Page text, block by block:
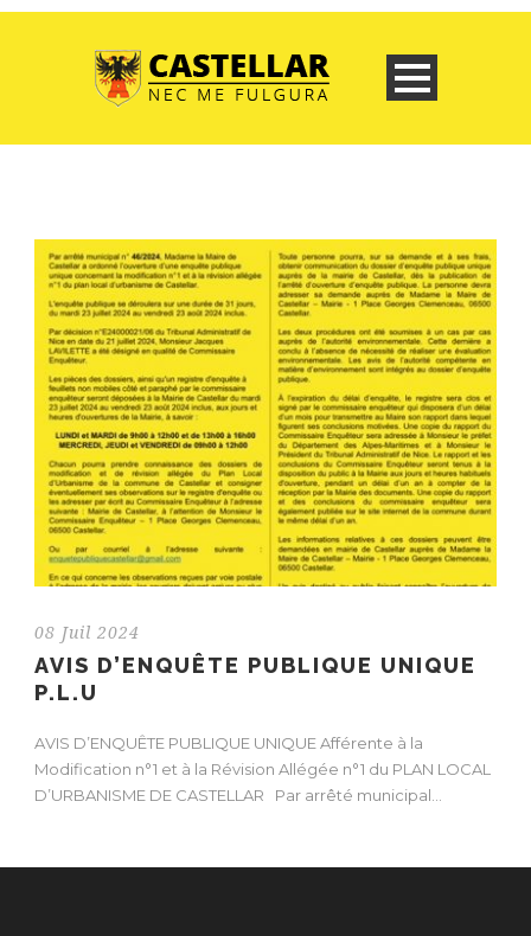
08 Juil 2024
AVIS D’ENQUÊTE PUBLIQUE UNIQUE
P.L.U
AVIS D’ENQUÊTE PUBLIQUE UNIQUE Afférente à la
Modification n°1 et à la Révision Allégée n°1 du PLAN LOCAL
D’URBANISME DE CASTELLAR Par arrêté municipal...